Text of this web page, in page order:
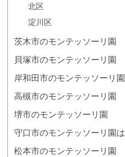
北区
淀川区
茨木市のモンテッソーリ園
貝塚市のモンテッソーリ園
岸和田市のモンテッソーリ園
高槻市のモンテッソーリ園
堺市のモンテッソーリ園
守口市のモンテッソーリ園は
松本市のモンテッソーリ園